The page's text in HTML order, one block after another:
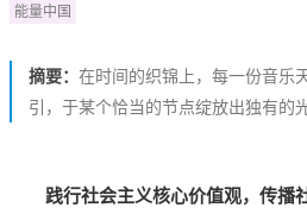
能量中国
摘要： 在时间的织锦上，每一份音乐
引，于某个恰当的节点绽放出独有的光
践行社会主义核心价值观，传播